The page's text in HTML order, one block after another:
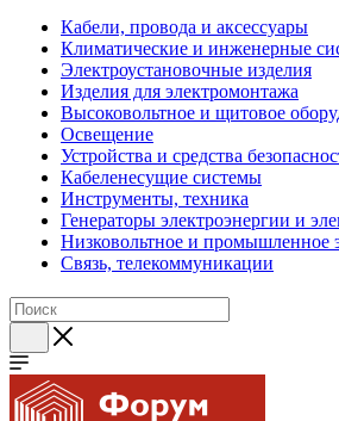
Кабели, провода и аксессуары
Климатические и инженерные
Электроустановочные изделия
Изделия для электромонтажа
Высоковольтное и щитовое
Освещение
Устройства и средства
Кабеленесущие системы
Инструменты, техника
Генераторы электроэнергии и
Низковольтное и промышленное
Связь, телекоммуникации